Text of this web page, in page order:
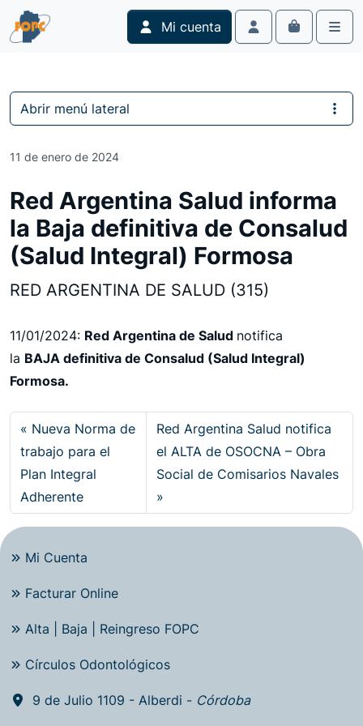
Skip to content
Skip to footer
Mi cuenta
Account
Cart
11 de enero de 2024
Red Argentina Salud informa
la Baja definitiva de Consalud
(Salud Integral) Formosa
RED ARGENTINA DE SALUD (315)
11/01/2024: Red Argentina de Salud notifica
la BAJA definitiva de Consalud (Salud Integral)
Formosa.
Nueva Norma de
trabajo para el
Plan Integral
Adherente
Red Argentina Salud notifica
el ALTA de OSOCNA – Obra
Social de Comisarios Navales
Abrir menú lateral
Mi Cuenta
Facturar Online
Alta | Baja | Reingreso FOPC
Círculos Odontológicos
9 de Julio 1109 - Alberdi - Córdoba